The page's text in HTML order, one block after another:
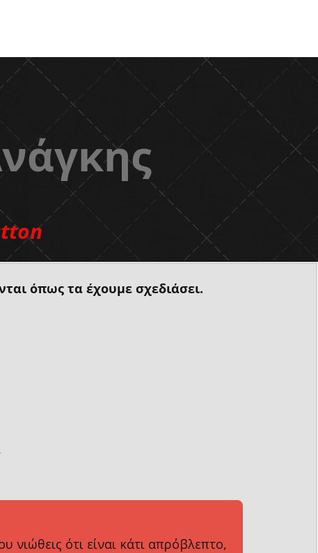
όπως τα έχουμε σχεδιάσει.
νιώθεις ότι είναι κάτι απρόβλεπτο,